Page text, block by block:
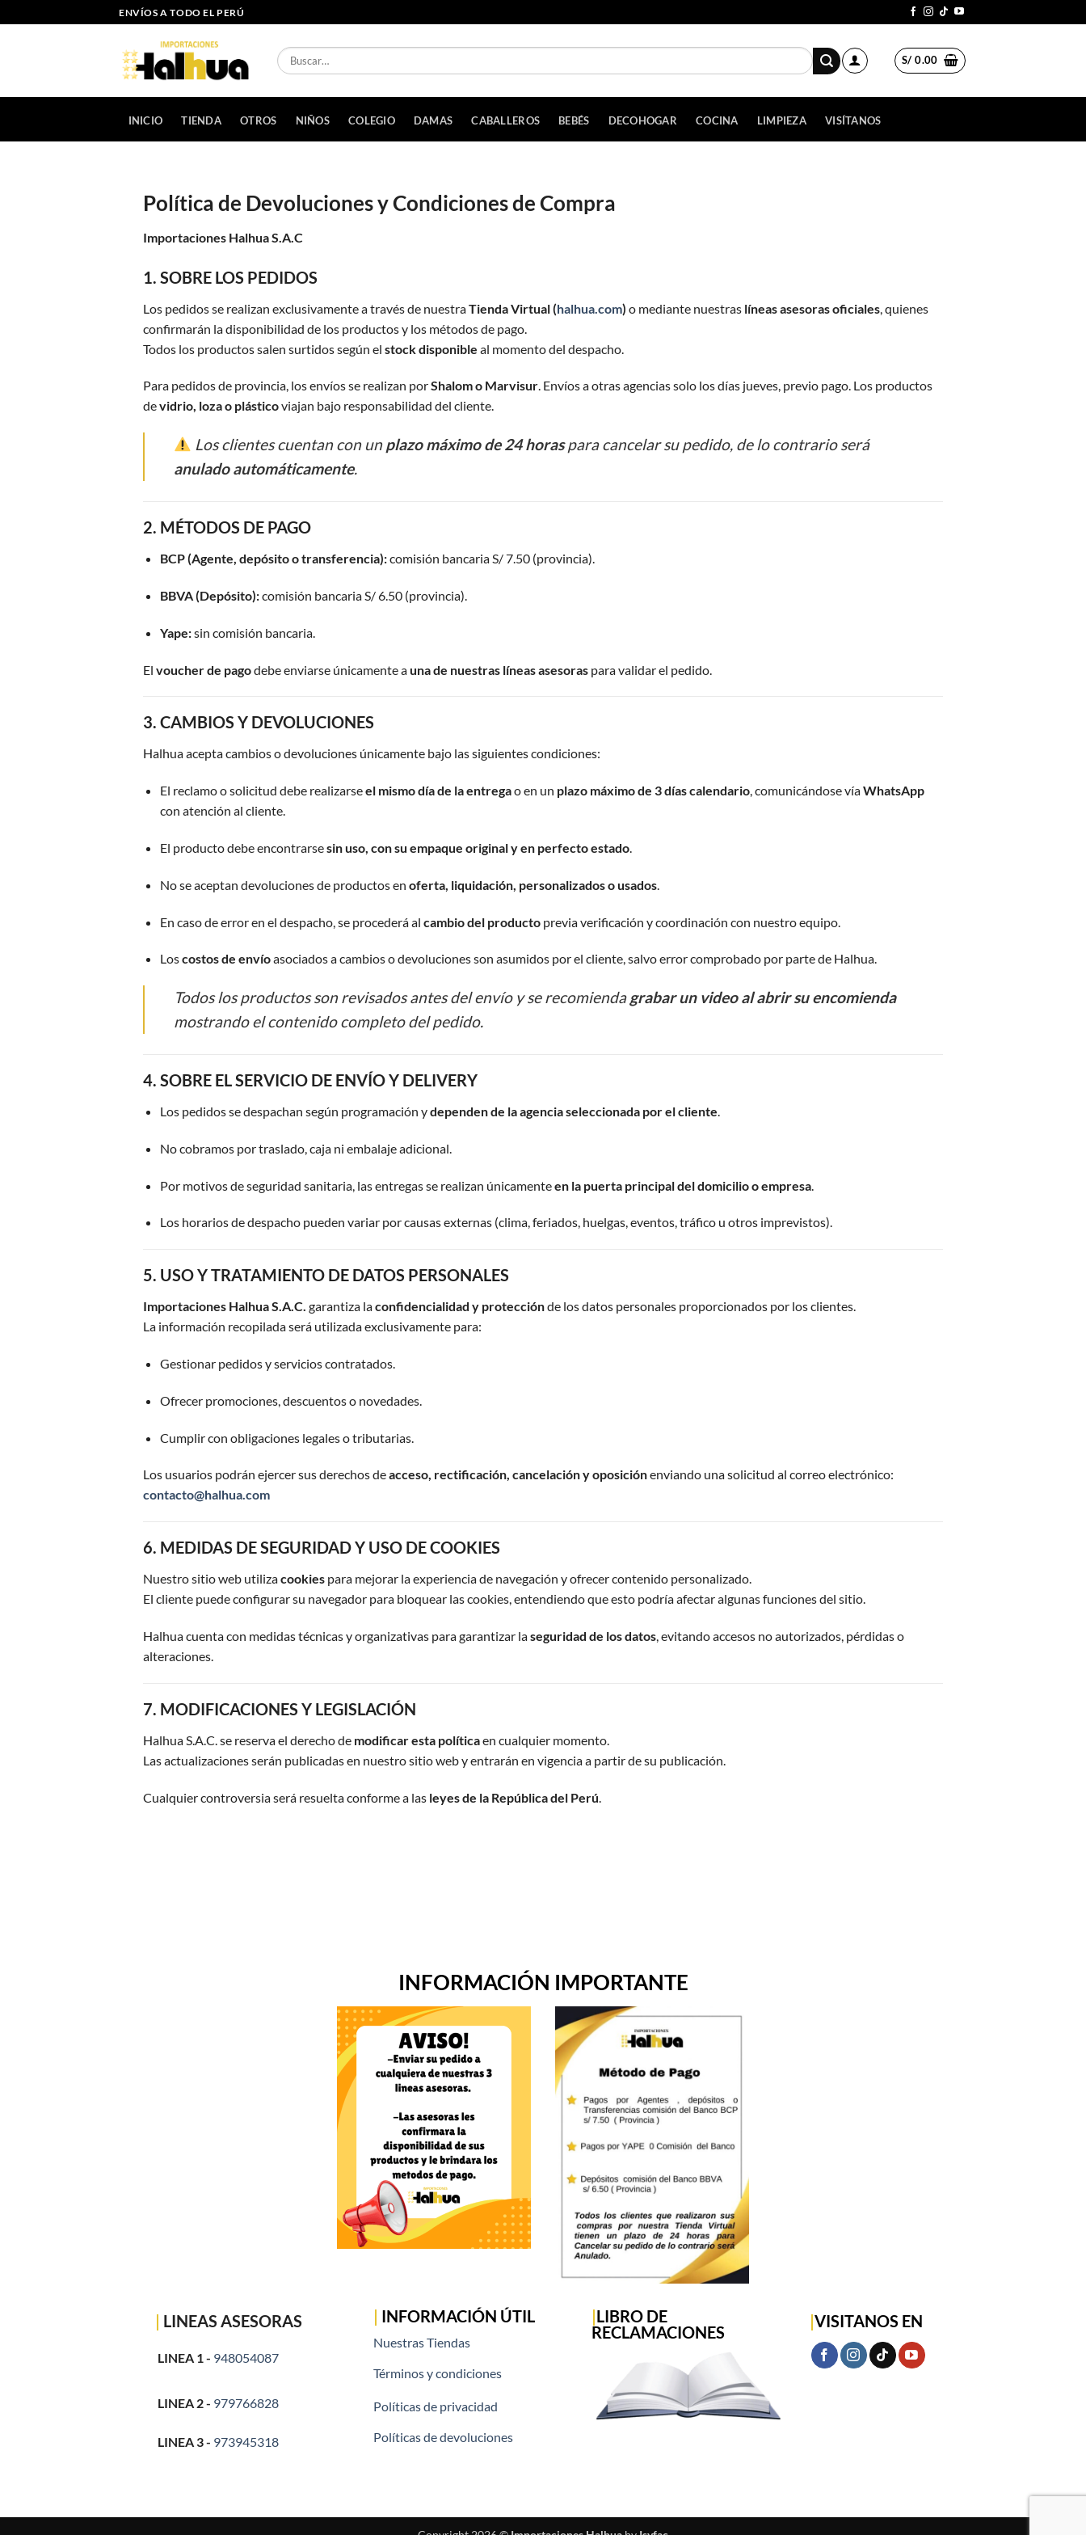
al
ENVÍOS A TODO EL PERÚ
Buscar
por:
S/ 0.00
INICIO TIENDA OTROS NIÑOS COLEGIO DAMAS CABALLEROS BEBÉS DECOHOGAR COCINA LIMPIEZA VISÍTANOS
Política de Devoluciones y Condiciones de Compra
Importaciones Halhua S.A.C
1. SOBRE LOS PEDIDOS
Los pedidos se realizan exclusivamente a través de nuestraTienda Virtual (halhua.com) o mediante nuestras líneas asesoras oficiales , quienes
confirmarán la disponibilidad de los productos y los métodos de pago.
Todos los productos salen surtidos según el stock disponible al momento del despacho.
Para pedidos de provincia, los envíos se realizan porShalom o Marvisur. Envíos a otras agencias solo los días jueves, previo pago. Los productos
devidrio, loza o plásticoviajan bajo responsabilidad del cliente.
Los clientes cuentan con unplazo máximo de 24 horaspara cancelar su pedido, de lo contrario será
anulado automáticamente.
2. MÉTODOS DE PAGO
BCP (Agente, depósito o transferencia):comisión bancaria S/ 7.50 (provincia).
BBVA (Depósito):comisión bancaria S/ 6.50 (provincia).
Yape:sin comisión bancaria.
El voucher de pagodebe enviarse únicamente auna de nuestras líneas asesoras para validar el pedido.
3. CAMBIOS Y DEVOLUCIONES
Halhua acepta cambios o devoluciones únicamente bajo las siguientes condiciones:
El reclamo o solicitud debe realizarseel mismo día de la entregao en un plazo máximo de 3 días calendario, comunicándose víaWhatsApp
con atención al cliente.
El producto debe encontrarsesin uso, con su empaque original y en perfecto estado.
No se aceptan devoluciones de productos en oferta, liquidación, personalizados o usados.
En caso de error en el despacho, se procederá al cambio del productoprevia verificación y coordinación con nuestro equipo.
Loscostos de envíoasociados a cambios o devoluciones son asumidos por el cliente, salvo error comprobado por parte de Halhua.
Todos los productos son revisados antes del envío y se recomiendagrabar un video al abrir su encomienda
mostrando el contenido completo del pedido.
4. SOBRE EL SERVICIO DE ENVÍO Y DELIVERY
Los pedidos se despachan según programación ydependen de la agencia seleccionada por el cliente.
No cobramos por traslado, caja ni embalaje adicional.
Por motivos de seguridad sanitaria, las entregas se realizan únicamenteen la puerta principal del domicilio o empresa.
Los horarios de despacho pueden variar por causas externas (clima, feriados, huelgas, eventos, tráfico u otros imprevistos).
5. USO Y TRATAMIENTO DE DATOS PERSONALES
Importaciones Halhua S.A.C. garantiza laconfidencialidad y protecciónde los datos personales proporcionados por los clientes.
La información recopilada será utilizada exclusivamente para:
Gestionar pedidos y servicios contratados.
Ofrecer promociones, descuentos o novedades.
Cumplir con obligaciones legales o tributarias.
Los usuarios podrán ejercer sus derechos deacceso, rectificación, cancelación y oposiciónenviando una solicitud al correo electrónico:
contacto@halhua.com
6. MEDIDAS DE SEGURIDAD Y USO DE COOKIES
Nuestro sitio web utilizacookies para mejorar la experiencia de navegación y ofrecer contenido personalizado.
El cliente puede configurar su navegador para bloquear las cookies, entendiendo que esto podría afectar algunas funciones del sitio.
Halhua cuenta con medidas técnicas y organizativas para garantizar laseguridad de los datos, evitando accesos no autorizados, pérdidas o
alteraciones.
7. MODIFICACIONES Y LEGISLACIÓN
Halhua S.A.C. se reserva el derecho de modificar esta políticaen cualquier momento.
Las actualizaciones serán publicadas en nuestro sitio web y entrarán en vigencia a partir de su publicación.
Cualquier controversia será resuelta conforme a las leyes de la República del Perú
INFORMACIÓN IMPORTANTE
| LINEAS ASESORAS
LINEA 1 - 948054087
LINEA 2 - 979766828
LINEA 3 - 973945318
| INFORMACIÓN ÚTIL
Nuestras Tiendas
Términos y condiciones
Políticas de privacidad
Políticas de devoluciones
|LIBRO DE
RECLAMACIONES
|VISITANOS EN